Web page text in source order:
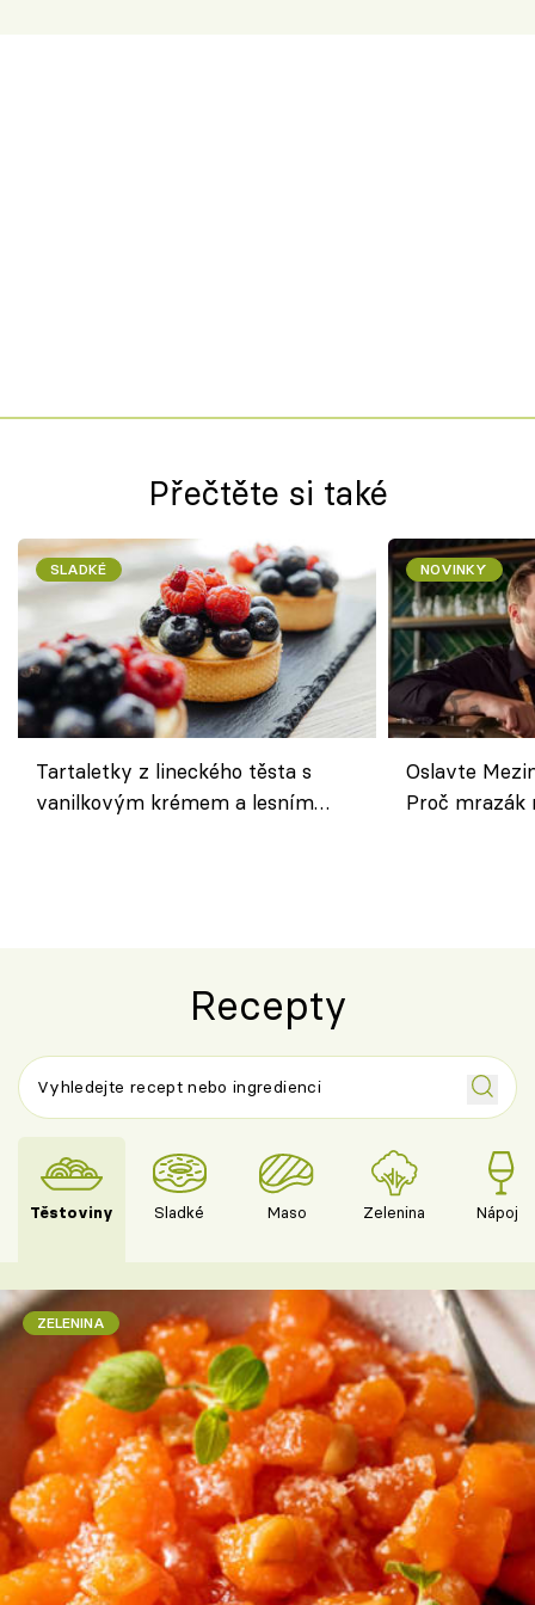
Přečtěte si také
SLADKÉ
Tartaletky z lineckého těsta s
vanilkovým krémem a lesním
NOVINKY
Oslavte
Proč
Recepty
Těstoviny Sladké Maso Zelenina Nápoje
ZELENINA